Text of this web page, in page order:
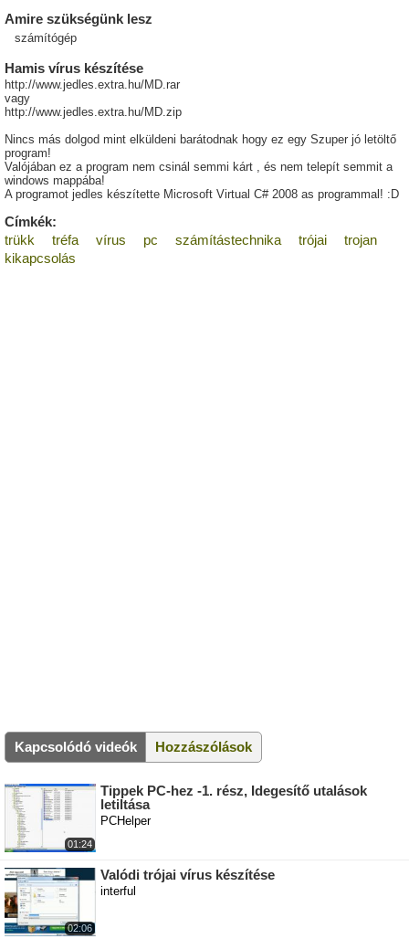
Amire szükségünk lesz
számítógép
Hamis vírus készítése
http://www.jedles.extra.hu/MD.rar
vagy
http://www.jedles.extra.hu/MD.zip
Nincs más dolgod mint elküldeni barátodnak hogy ez egy Szuper jó letöltő
program!
Valójában ez a program nem csinál semmi kárt , és nem telepít semmit a
windows mappába!
A programot jedles készítette Microsoft Virtual C# 2008 as programmal! :D
Címkék:
trükk
tréfa vírus pc számítástechnika trójai
trojan
kikapcsolás
Kapcsolódó videók Hozzászólások
01:24
Tippek PC-hez -1. rész, Idegesítő utalások
letiltása
PCHelper
02:06
Valódi trójai vírus készítése
interful